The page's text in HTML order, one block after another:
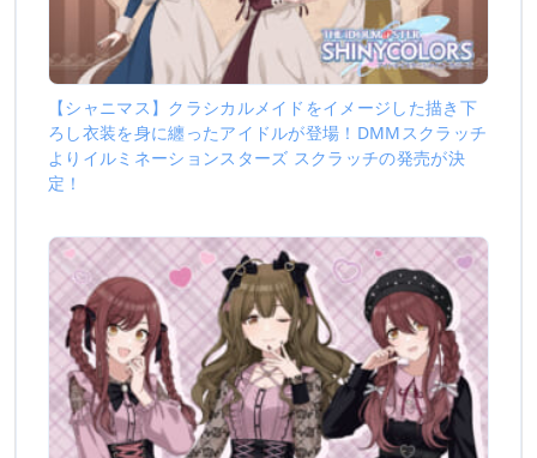
【シャニマス】クラシカルメイドをイメージした描き下
ろし衣装を身に纏ったアイドルが登場！DMMスクラッチ
よりイルミネーションスターズ スクラッチの発売が決
定！